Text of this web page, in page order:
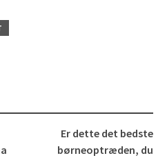
Er dette det bedste
børneoptræden, du